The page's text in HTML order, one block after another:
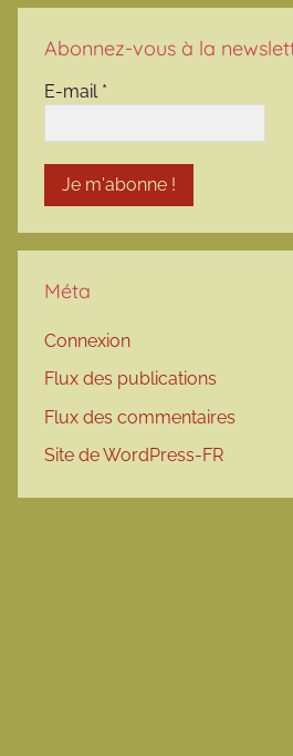
Abonnez-vous à la
E-mail *
Méta
Connexion
Flux des publications
Flux des commentaires
Site de WordPress-FR